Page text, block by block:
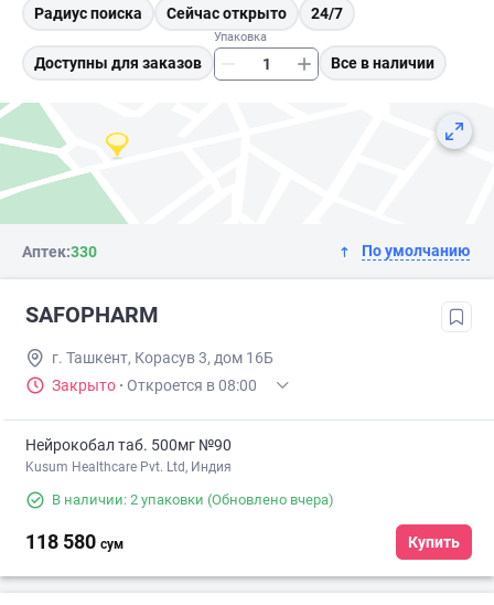
Радиус поиска Сейчас открыто 24/7
Доступны для заказов
Упаковка
Все в наличии
Аптек:330 По умолчанию
SAFOPHARM
г. Ташкент, Корасув 3, дом 16Б
Закрыто · Откроется в 08:00
Нейрокобал таб. 500мг №90
Kusum Healthcare Pvt. Ltd, Индия
В наличии: 2 упаковки (Обновлено вчера)
118 580 сум Купить